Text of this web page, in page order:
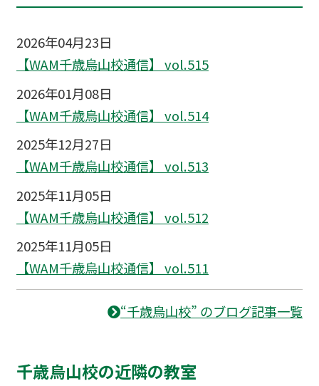
2026年04月23日
【WAM千歳烏山校通信】 vol.515
2026年01月08日
【WAM千歳烏山校通信】 vol.514
2025年12月27日
【WAM千歳烏山校通信】 vol.513
2025年11月05日
【WAM千歳烏山校通信】 vol.512
2025年11月05日
【WAM千歳烏山校通信】 vol.511
“千歳烏山校” のブログ記事一覧
千歳烏山校の近隣の教室